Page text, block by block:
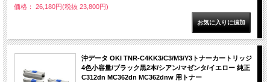
価格： 26,180円(税抜 23,800円)
沖データ OKI TNR-C4KK3/C3/M3/Y3トナーカートリッジ
4色小容量/ブラック黒2本/シアン/マゼンタ/イエロー 純正
C312dn MC362dn MC362dnw 用トナー